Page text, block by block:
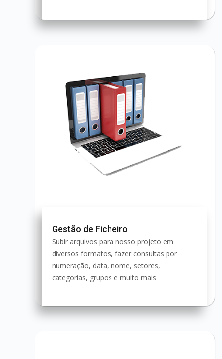
Gestão de Ficheiro
Subir arquivos para nosso projeto em
diversos formatos, fazer consultas por
numeração, data, nome, setores,
categorias, grupos e muito mais